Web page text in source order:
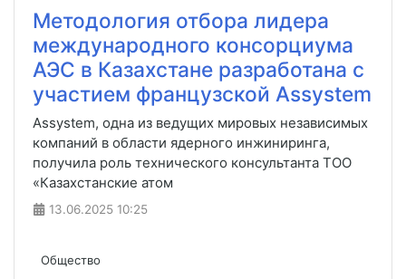
Методология отбора лидера
международного консорциума
АЭС в Казахстане разработана с
участием французской Assystem
Assystem, одна из ведущих мировых независимых
компаний в области ядерного инжиниринга,
получила роль технического консультанта ТОО
«Казахстанские атом
13.06.2025 10:25
Общество